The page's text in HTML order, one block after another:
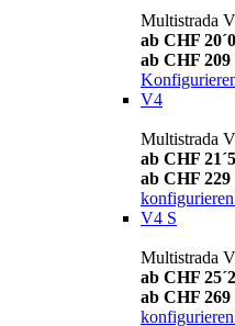
Multistrada
ab CHF
ab CHF
V4
Multistrada
ab CHF
ab CHF
konfigurieren
V4 S
Multistrada
ab CHF
ab CHF
konfigurieren